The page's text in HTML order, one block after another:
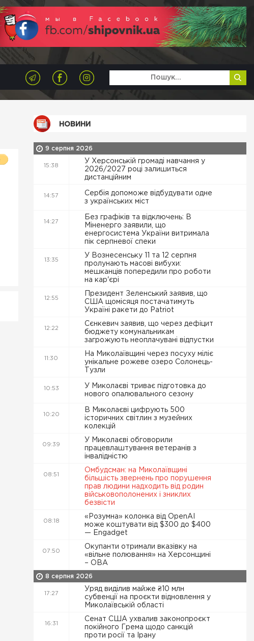
НОВИНИ
9 серпня 2026
15:38
У Херсонській громаді навчання у
2026/2027 році залишиться
дистанційним
14:57
Сербія допоможе відбудувати одне
з українських міст
14:27
Без графіків та відключень: В
Міненерго заявили, що
енергосистема України витримала
пік серпневої спеки
13:35
У Вознесенську 11 та 12 серпня
пролунають масові вибухи:
мешканців попередили про роботи
на кар'єрі
12:55
Президент Зеленський заявив, що
США щомісяця постачатимуть
Україні ракети до Patriot
12:22
Сєнкевич заявив, що через дефіцит
бюджету комунальникам
загрожують неоплачувані відпустки
11:30
На Миколаївщині через посуху міліє
унікальне рожеве озеро Солонець-
Тузли
10:53
У Миколаєві триває підготовка до
нового опалювального сезону
10:20
В Миколаєві цифрують 500
історичних світлин з музейних
колекцій
09:39
У Миколаєві обговорили
працевлаштування ветеранів з
інвалідністю
08:51
Омбудсман: на Миколаївщині
більшість звернень про порушення
прав людини надходить від родин
військовополонених і зниклих
безвісти
08:18
«Розумна» колонка від OpenAI
може коштувати від $300 до $400
— Engadget
07:50
Окупанти отримали вказівку на
«вільне полювання» на Херсонщині
– ОВА
8 серпня 2026
17:27
Уряд виділив майже ₴10 млн
субвенції на проєкти відновлення у
Миколаївській області
16:31
Сенат США ухвалив законопроєкт
покійного Грема щодо санкцій
проти росії та Ірану